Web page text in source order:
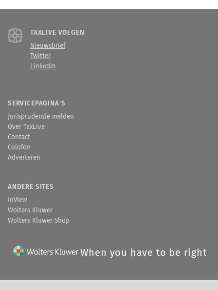
TAXLIVE VOLGEN
Nieuwsbrief
Twitter
LinkedIn
SERVICEPAGINA'S
Jurisprudentie melden
Over TaxLive
Contact
Colofon
Adverteren
ANDERE SITES
InView
Wolters Kluwer
Wolters Kluwer Shop
When you have to be right